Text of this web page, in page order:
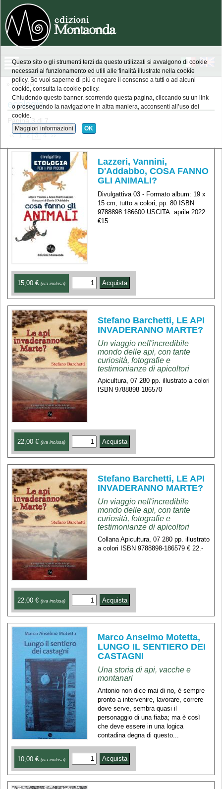
» ecologia
ecologia
Pagina 3 di 7
‹‹ 1 2 3 4 ››
Lazzeri, Vannini,
D'Addabbo, COSA FANNO
GLI ANIMALI?
Divulgattiva 03 - Formato album: 19 x
15 cm, tutto a colori, pp. 80 ISBN
9788898 186600 USCITA: aprile 2022
€15
15,00 € (iva inclusa)
Stefano Barchetti, LE API
INVADERANNO MARTE?
Un viaggio nell'incredibile
mondo delle api, con tante
curiosità, fotografie e
testimonianze di apicoltori
Apicultura, 07 280 pp. illustrato a colori
ISBN 9788898-186570
22,00 € (iva inclusa)
Stefano Barchetti, LE API
INVADERANNO MARTE?
Un viaggio nell'incredibile
mondo delle api, con tante
curiosità, fotografie e
testimonianze di apicoltori
Collana Apicultura, 07 280 pp. illustrato
a colori ISBN 9788898-186579 € 22.-
22,00 € (iva inclusa)
Marco Anselmo Motetta,
LUNGO IL SENTIERO DEI
CASTAGNI
Una storia di api, vacche e
montanari
Antonio non dice mai di no, è sempre
pronto a intervenire, lavorare, correre
dove serve, sembra quasi il
personaggio di una fiaba; ma è così
che deve essere in una logica
contadina degna di questo...
10,00 € (iva inclusa)
Questo sito o gli strumenti terzi da questo utilizzati si avvalgono di cookie
necessari al funzionamento ed utili alle finalità illustrate nella cookie
policy. Se vuoi saperne di più o negare il consenso a tutti o ad alcuni
cookie, consulta la cookie policy.
Chiudendo questo banner, scorrendo questa pagina, cliccando su un link
o proseguendo la navigazione in altra maniera, acconsenti all’uso dei
cookie.
Maggiori informazioni OK